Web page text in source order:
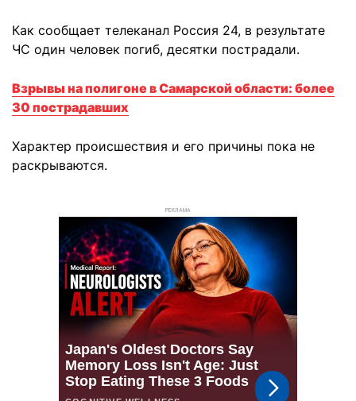
Как сообщает телеканал Россия 24, в результате
ЧС один человек погиб, десятки пострадали.
Взрывы на полигоне в Самарской области: более
30 пострадавших
Характер происшествия и его причины пока не
раскрываются.
РЕКЛАМА